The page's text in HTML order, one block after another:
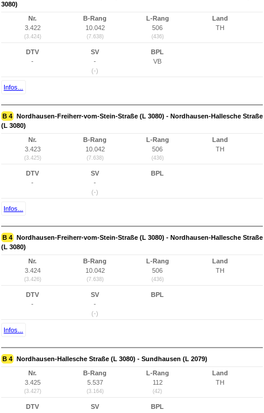
3080)
Nr.
3.422
(3.424)
B-Rang
10.042
(7.638)
L-Rang
506
(436)
Land
TH
DTV
-
SV
-
(-)
BPL
VB
Infos...
B 4 Nordhausen-Freiherr-vom-Stein-Straße (L 3080) - Nordhausen-Hallesche Straße
(L 3080)
Nr.
3.423
(3.425)
B-Rang
10.042
(7.638)
L-Rang
506
(436)
Land
TH
DTV
-
SV
-
(-)
BPL
Infos...
B 4 Nordhausen-Freiherr-vom-Stein-Straße (L 3080) - Nordhausen-Hallesche Straße
(L 3080)
Nr.
3.424
(3.426)
B-Rang
10.042
(7.638)
L-Rang
506
(436)
Land
TH
DTV
-
SV
-
(-)
BPL
Infos...
B 4 Nordhausen-Hallesche Straße (L 3080) - Sundhausen (L 2079)
Nr.
3.425
(3.427)
B-Rang
5.537
(3.164)
L-Rang
112
(42)
Land
TH
DTV
SV
BPL